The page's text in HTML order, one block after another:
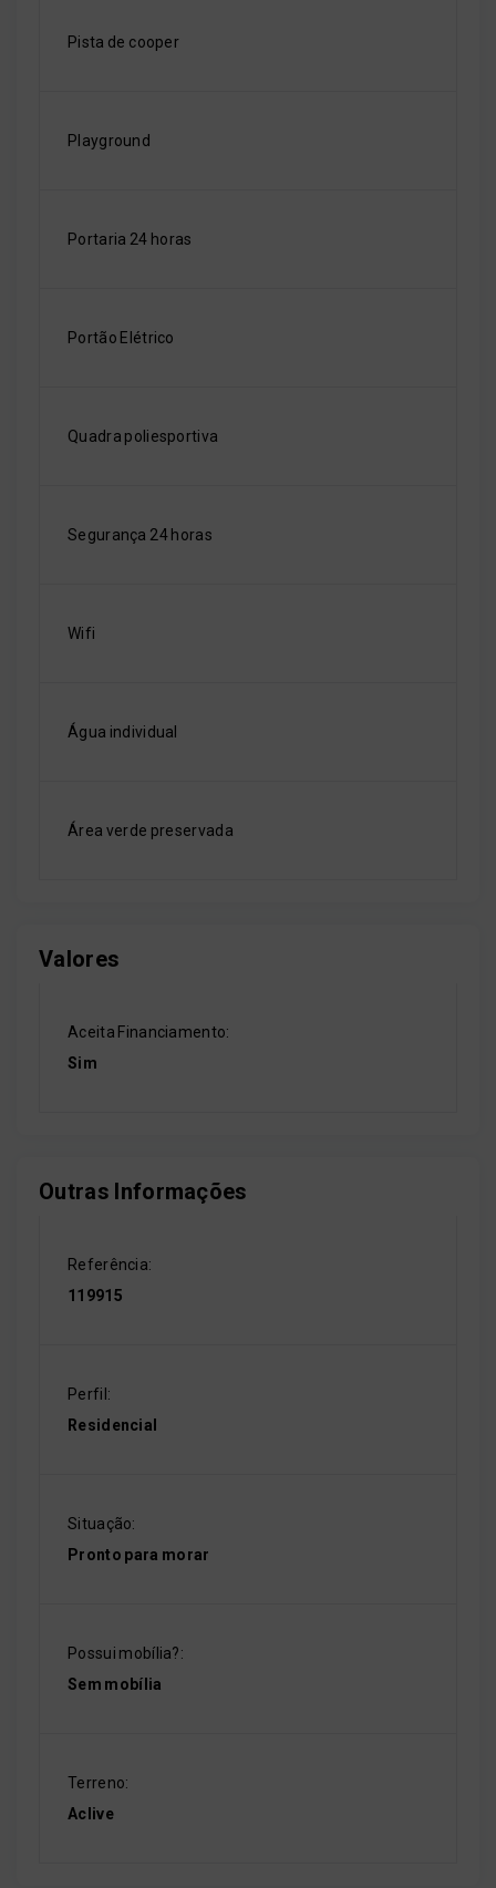
Pista de cooper
Playground
Portaria 24 horas
Portão Elétrico
Quadra poliesportiva
Segurança 24 horas
Wifi
Água individual
Área verde preservada
Valores
Aceita Financiamento:
Sim
Outras Informações
Referência:
119915
Perfil:
Residencial
Situação:
Pronto para morar
Possui mobília?:
Sem mobília
Terreno:
Aclive